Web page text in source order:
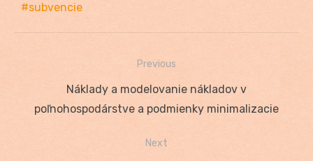
subvencie
Navigácia
Previous
post:
Náklady a modelovanie nákladov v
poľnohospodárstve a podmienky minimalizacie
Next